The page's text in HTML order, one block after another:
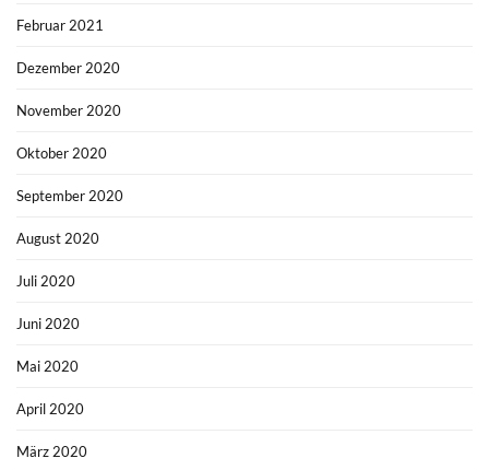
Februar 2021
Dezember 2020
November 2020
Oktober 2020
September 2020
August 2020
Juli 2020
Juni 2020
Mai 2020
April 2020
März 2020